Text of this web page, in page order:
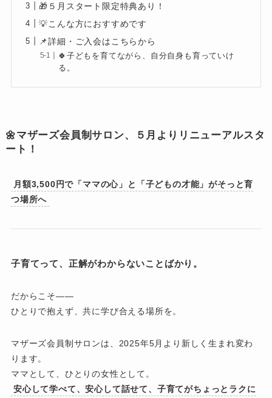
🎁５月スタート限定特典あり！
💡こんな方におすすめです
📌詳細・ご入会はこちらから
🍀子どもを育てながら、自分自身も育っていけ
る。
🌼マザーズ会員制サロン、５月よりリニューアルスタ
ート！
月額3,500円で「ママの心」と「子どもの才能」がそっと育
つ場所へ
子育てって、正解がわからないことばかり。
だからこそ——
ひとりで抱えず、共に学び合える場所を。
マザーズ会員制サロンは、2025年5月より新しく生まれ変わ
ります。
ママとして、ひとりの女性として。
安心して学べて、安心して話せて、子育てがちょっとラクに